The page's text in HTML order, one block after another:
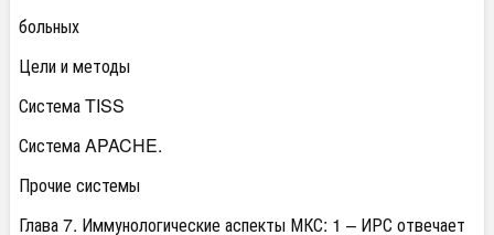
больных
Цели и методы
Система TISS
Система APACHE.
Прочие системы
Глава 7. Иммунологические аспекты МКС: 1 – ИРС отвечает